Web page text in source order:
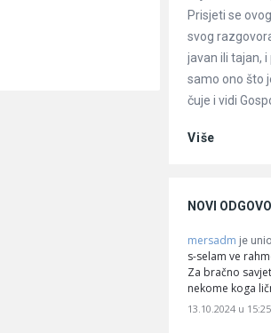
Prisjeti se
svog
javan ili tajan,
samo ono što
čuje i vidi
Više
NOVI
mersadm je
s-selam ve
Za bračno
nekome koga
13.10.2024 u 15:25